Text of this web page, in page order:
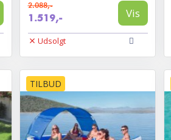
2.088,-
1.519,- Vis
Udsolgt
TILBUD